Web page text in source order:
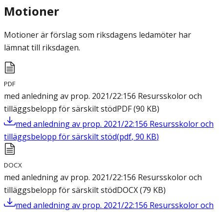
Motioner
Motioner är förslag som riksdagens ledamöter har
lämnat till riksdagen.
PDF
med anledning av prop. 2021/22:156 Resursskolor och
tilläggsbelopp för särskilt stödPDF(90 KB)
med anledning av prop. 2021/22:156 Resursskolor och
tilläggsbelopp för särskilt stöd(pdf, 90 KB)
DOCX
med anledning av prop. 2021/22:156 Resursskolor och
tilläggsbelopp för särskilt stödDOCX(79 KB)
med anledning av prop. 2021/22:156 Resursskolor och